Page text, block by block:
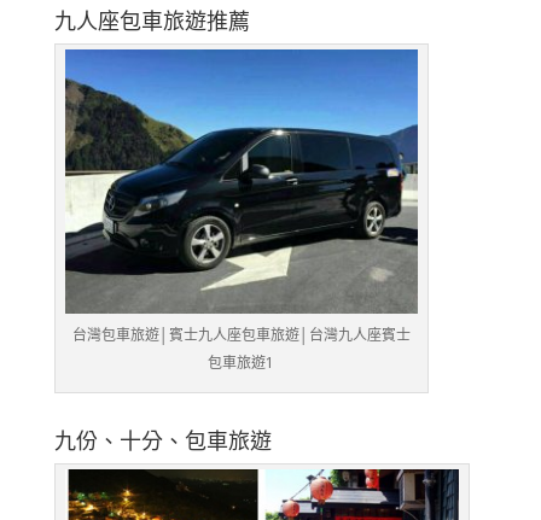
九人座包車旅遊推薦
台灣包車旅遊│賓士九人座包車旅遊│台灣九人座賓士
包車旅遊1
九份、十分、包車旅遊